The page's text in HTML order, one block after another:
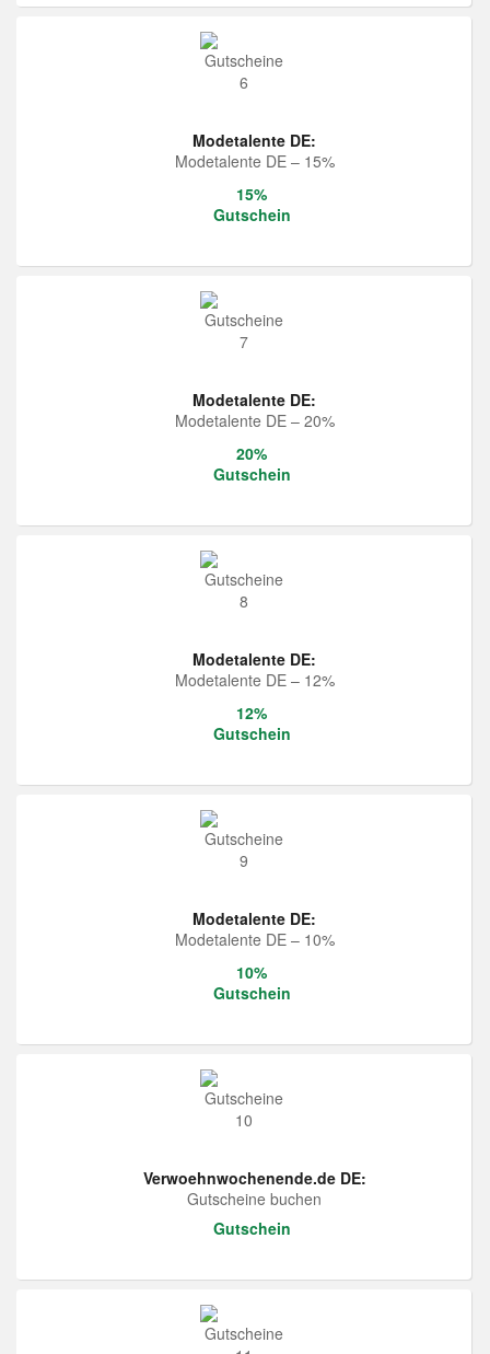
Modetalente DE:
Modetalente DE – 15%
15%
Gutschein
Modetalente DE:
Modetalente DE – 20%
20%
Gutschein
Modetalente DE:
Modetalente DE – 12%
12%
Gutschein
Modetalente DE:
Modetalente DE – 10%
10%
Gutschein
Verwoehnwochenende.de DE:
Gutscheine buchen
Gutschein